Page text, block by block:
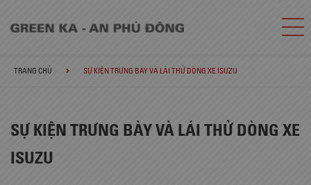
TRANG CHỦ SỰ KIỆN TRƯNG BÀY VÀ LÁI THỬ DÒNG XE ISUZU
SỰ KIỆN TRƯNG BÀY VÀ LÁI THỬ DÒNG XE
ISUZU